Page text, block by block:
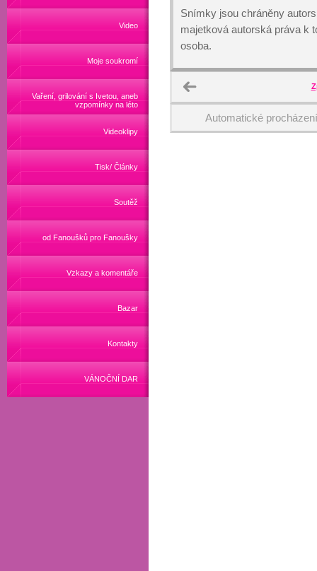
Video
Moje soukromí
Vaření, grilování s Ivetou, aneb
vzpomínky na léto
Videoklipy
Tisk/ Články
Soutěž
od Fanoušků pro Fanoušky
Vzkazy a komentáře
Bazar
Kontakty
VÁNOČNÍ DAR
Snímky jsou chráněny
majetková autorská práva k
osoba.
Automatické